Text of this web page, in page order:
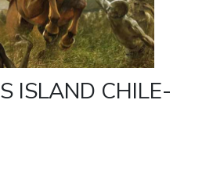
ISLAND CHILE-